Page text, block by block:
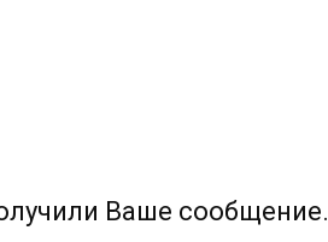
Ваше сообщение.